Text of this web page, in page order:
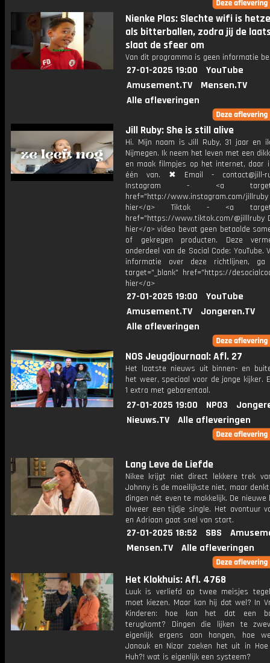
Nienke Plas: Slechte wifi is
als bitterballen, zodra jij de
slaat de sfeer om
Van dit programma is geen informatie
27-01-2025 19:00
YouTube
Amusement.TV
Mensen.TV
Alle afleveringen
Jill Ruby: She is still alive
Hi. Mijn naam is Jill Ruby, 31 jaar en
Nijmegen. Ik neem het leven met een
en maak filmpjes op het internet, daar
één van. ✖ Email - contact@jill-
Instagram - <a
href="http://www.instagram.com/
hier</a> Tiktok - <a
href="https://www.tiktok.com/@jilllruby
hier</a> video bevat geen betaalde
of gekregen producten. Deze
onderdeel van de Social Code: YouTube.
informatie over deze richtlijnen,
target="_blank" href="https://
hier</a>
27-01-2025 19:00
YouTube
Amusement.TV
Jongeren.TV
Alle afleveringen
NOS Jeugdjournaal: Afl. 27
Het laatste nieuws uit binnen- en
het weer, speciaal voor de jonge kijker.
1 extra met gebarentaal.
27-01-2025 19:00 NPO3
Nieuws.TV
Alle afleveringen
Lang Leve de Liefde
Nikee krijgt niet direct lekkere trek
Johnny is de moeilijkste niet, maar
dingen nét even te makkelijk. De nieuwe
alweer een tijdje single. Het avontuur
en Adriaan gaat snel van start.
27-01-2025 18:52 SBS
Mensen.TV
Alle afleveringen
Het Klokhuis: Afl. 4768
Luuk is verliefd op twee meisjes
moet kiezen. Maar kan hij dat wel? In
Kinderen: hoe kan het dat een
terugkomt? Dingen die lijken te
eigenlijk ergens aan hangen, hoe
Janouk en Nizar zoeken het uit in Hoe
Huh?! wat is eigenlijk een systeem?